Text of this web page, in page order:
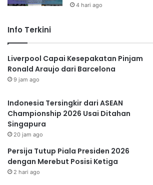
4 hari ago
Info Terkini
Liverpool Capai Kesepakatan Pinjam
Ronald Araujo dari Barcelona
9 jam ago
Indonesia Tersingkir dari ASEAN
Championship 2026 Usai Ditahan
Singapura
20 jam ago
Persija Tutup Piala Presiden 2026
dengan Merebut Posisi Ketiga
2 hari ago